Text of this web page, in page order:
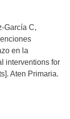
García C,
en la
interventions for
Aten Primaria.